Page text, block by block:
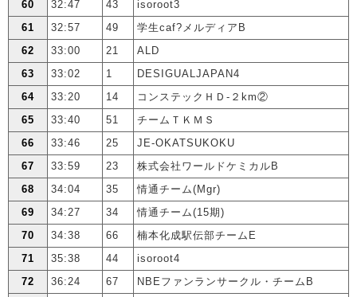
60
32:47 43
isoroot3
61
32:57 49
学生caf?メルディアB
62
33:00 21
ALD
63
33:02 1
DESIGUALJAPAN4
64
33:20 14
コンステックＨＤ-２km②
65
33:40 51
チームＴＫＭＳ
66
33:46 25
JE-OKATSUKOKU
67
33:59 23
株式会社ワールドケミカルB
68
34:04 35
情通チーム(Mgr)
69
34:27 34
情通チーム(15期)
70
34:38 66
楠本化成駅伝部チームE
71
35:38 44
isoroot4
72
36:24 67
NBEファンランサークル・チームB